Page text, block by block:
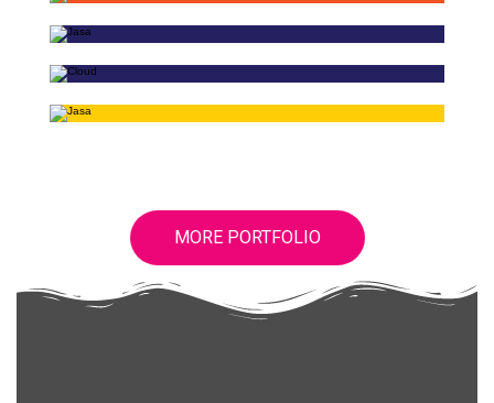
MORE PORTFOLIO